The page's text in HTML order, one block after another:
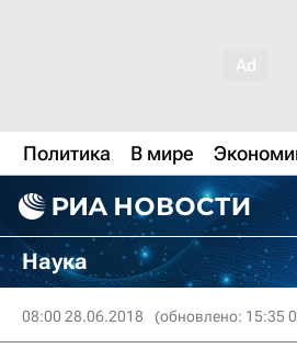
Политика В мире
Наука
08:00 28.06.2018 (обновлено: 15:35